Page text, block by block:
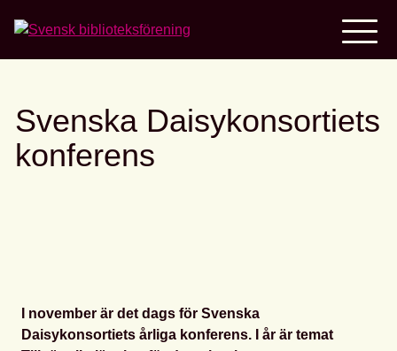
Svenska Daisykonsortiets
konferens
I november är det dags för Svenska
Daisykonsortiets årliga konferens. I år är temat